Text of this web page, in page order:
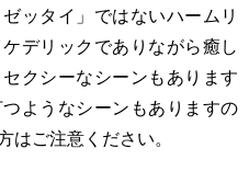
ッタイ」ではないハームリ
デリックでありながら癒し
クシーなシーンもあります
ようなシーンもありますの
はご注意ください。